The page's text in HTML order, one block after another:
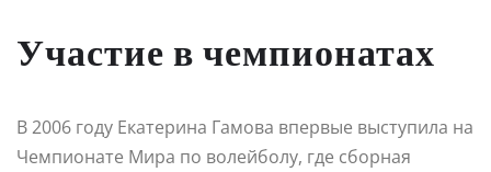
Участие в чемпионатах
В 2006 году Екатерина Гамова впервые выступила на
Чемпионате Мира по волейболу, где сборная